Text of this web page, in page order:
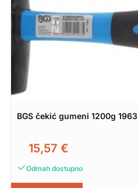
BGS čekić gumeni 1200g 1963
15,57 €
Odmah dostupno